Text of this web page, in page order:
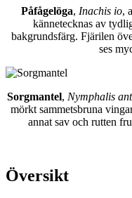
Påfågelöga, Inachis io,
kännetecknas av
bakgrundsfärg. Fjärilen
ses
Sorgmantel, Nymphalis
mörkt sammetsbruna
annat sav och rutten
Översikt